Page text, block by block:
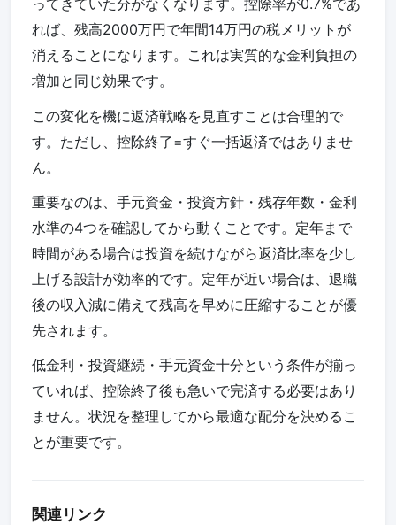
ってきていた分がなくなります。控除率が0.7%であ
れば、残高2000万円で年間14万円の税メリットが
消えることになります。これは実質的な金利負担の
増加と同じ効果です。
この変化を機に返済戦略を見直すことは合理的で
す。ただし、控除終了=すぐ一括返済ではありませ
ん。
重要なのは、手元資金・投資方針・残存年数・金利
水準の4つを確認してから動くことです。定年まで
時間がある場合は投資を続けながら返済比率を少し
上げる設計が効率的です。定年が近い場合は、退職
後の収入減に備えて残高を早めに圧縮することが優
先されます。
低金利・投資継続・手元資金十分という条件が揃っ
ていれば、控除終了後も急いで完済する必要はあり
ません。状況を整理してから最適な配分を決めるこ
とが重要です。
関連リンク